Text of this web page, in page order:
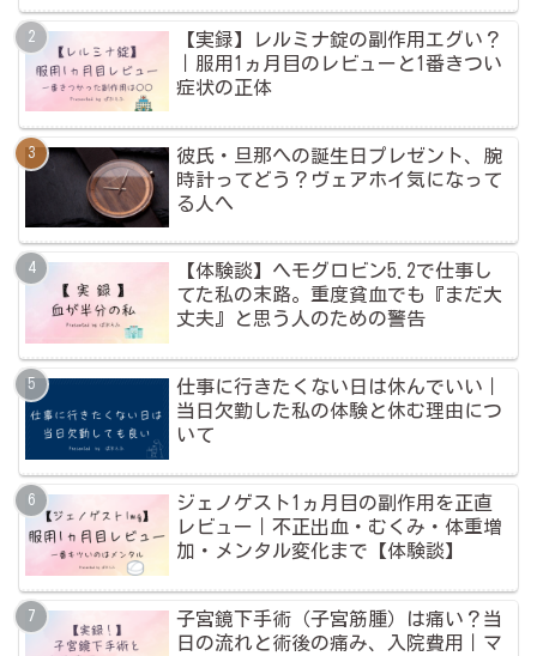
【実録】レルミナ錠の副作用エグい？
｜服用1ヵ月目のレビューと1番きつい
症状の正体
彼氏・旦那への誕生日プレゼント、腕
時計ってどう？ヴェアホイ気になって
る人へ
【体験談】ヘモグロビン5.2で仕事し
てた私の末路。重度貧血でも『まだ大
丈夫』と思う人のための警告
仕事に行きたくない日は休んでいい｜
当日欠勤した私の体験と休む理由につ
いて
ジェノゲスト1ヵ月目の副作用を正直
レビュー｜不正出血・むくみ・体重増
加・メンタル変化まで【体験談】
子宮鏡下手術（子宮筋腫）は痛い？当
日の流れと術後の痛み、入院費用｜マ